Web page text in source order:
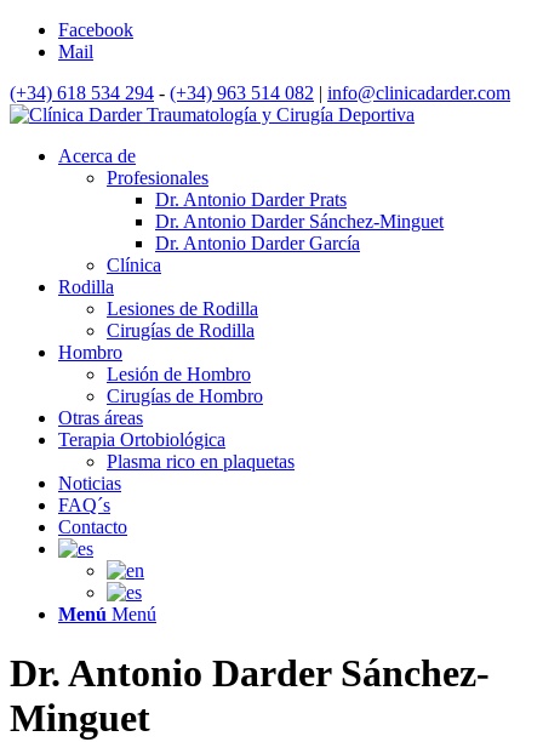
Facebook
Mail
(+34) 618 534 294 - (+34) 963 514 082 | info@clinicadarder.com
Acerca de
Profesionales
Dr. Antonio Darder Prats
Dr. Antonio Darder Sánchez-Minguet
Dr. Antonio Darder García
Clínica
Rodilla
Lesiones de Rodilla
Cirugías de Rodilla
Hombro
Lesión de Hombro
Cirugías de Hombro
Otras áreas
Terapia Ortobiológica
Plasma rico en plaquetas
Noticias
FAQ´s
Contacto
Menú Menú
Dr. Antonio Darder Sánchez-
Minguet